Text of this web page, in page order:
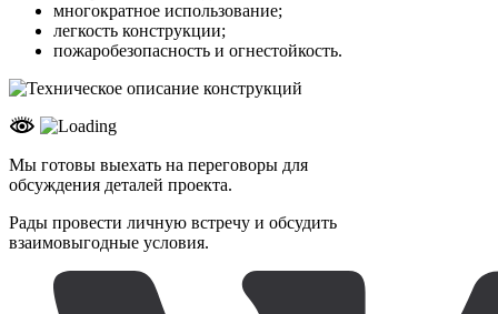
многократное использование;
легкость конструкции;
пожаробезопасность и огнестойкость.
Мы готовы выехать на переговоры для
обсуждения деталей проекта.
Рады провести личную встречу и обсудить
взаимовыгодные условия.